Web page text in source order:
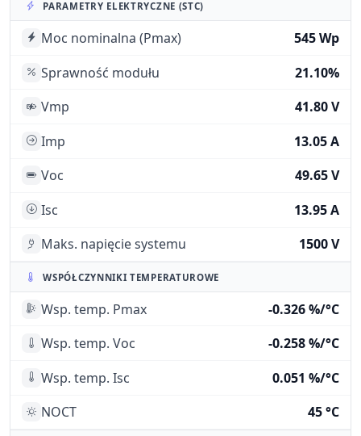
PARAMETRY ELEKTRYCZNE (STC)
Moc nominalna (Pmax)
545 Wp
Sprawność modułu
21.10%
Vmp
41.80 V
Imp
13.05 A
Voc
49.65 V
Isc
13.95 A
Maks. napięcie systemu
1500 V
WSPÓŁCZYNNIKI TEMPERATUROWE
Wsp. temp. Pmax
-0.326 %/°C
Wsp. temp. Voc
-0.258 %/°C
Wsp. temp. Isc
0.051 %/°C
NOCT
45 °C